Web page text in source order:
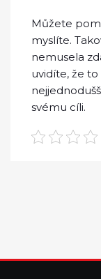
Můžete
myslíte.
nemusela
uvidíte, že
svému cíli.